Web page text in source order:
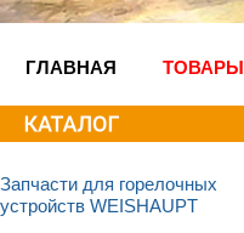
ГЛАВНАЯ ТОВАРЫ
Запчасти для горелочных
устройств WEISHAUPT